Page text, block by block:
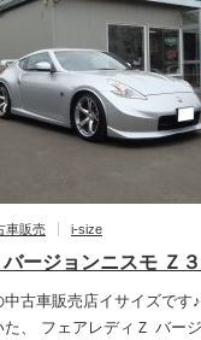
車販売 i-size
ージョンニスモ Ｚ３
古車販売店イサイズです
、 フェアレディＺ バー